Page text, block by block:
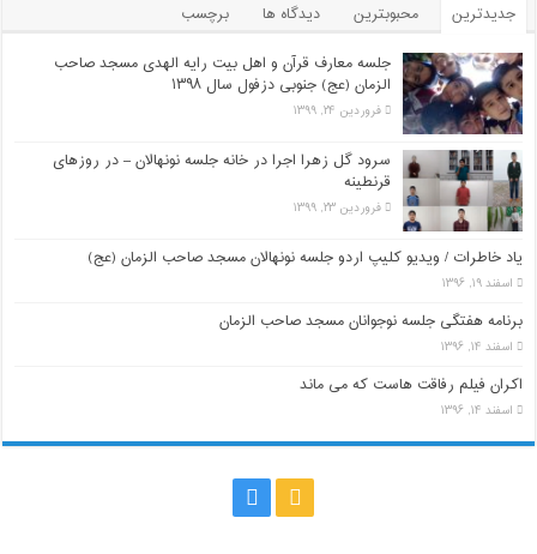
جدیدترین محبوبترین دیدگاه ها برچسب
جلسه معارف قرآن و اهل بیت رایه الهدی مسجد صاحب
الزمان (عج) جنوبی دزفول سال ۱۳۹۸
فروردین ۲۴, ۱۳۹۹
سرود گل زهرا اجرا در خانه جلسه نونهالان – در روزهای
قرنطینه
فروردین ۲۳, ۱۳۹۹
یاد خاطرات / ویدیو کلیپ اردو جلسه نونهالان مسجد صاحب الزمان (عج)
اسفند ۱۹, ۱۳۹۶
برنامه هفتگی جلسه نوجوانان مسجد صاحب الزمان
اسفند ۱۴, ۱۳۹۶
اکران فیلم رفاقت هاست که می ماند
اسفند ۱۴, ۱۳۹۶